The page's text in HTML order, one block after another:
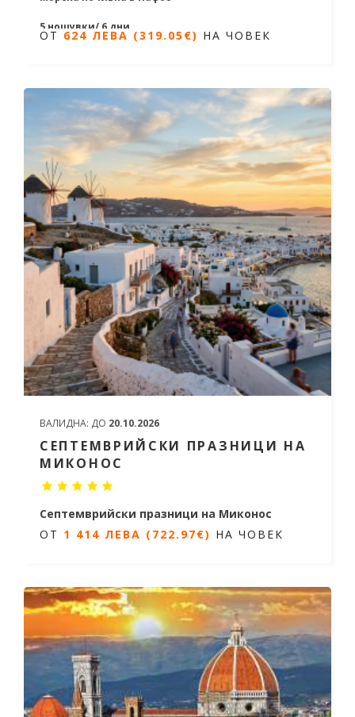
5 нощувки/ 6 дни
624 ЛЕВА (319.05€) НА ЧОВЕК
ОТ 624 ЛЕВА (319.05€) НА ЧОВЕК
ВАЛИДНА: ДО 20.10.2026
СЕПТЕМВРИЙСКИ ПРАЗНИЦИ НА
МИКОНОС
Септемврийски празници на Миконос
5 дни / 4 нощувки
ОТ1 414 ЛЕВА (722.97€)НА ЧОВЕК
ОТ 1 414 ЛЕВА (722.97€) НА ЧОВЕК